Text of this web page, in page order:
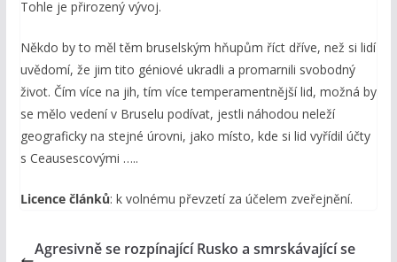
Tohle je přirozený vývoj.
Někdo by to měl těm bruselským hňupům říct dříve, než si lidí
uvědomí, že jim tito géniové ukradli a promarnili svobodný
život. Čím více na jih, tím více temperamentnější lid, možná by
se mělo vedení v Bruselu podívat, jestli náhodou neleží
geograficky na stejné úrovni, jako místo, kde si lid vyřídil účty
s Ceausescovými …..
Licence článků: k volnému převzetí za účelem zveřejnění.
Agresivně se rozpínající Rusko a smrskávající se